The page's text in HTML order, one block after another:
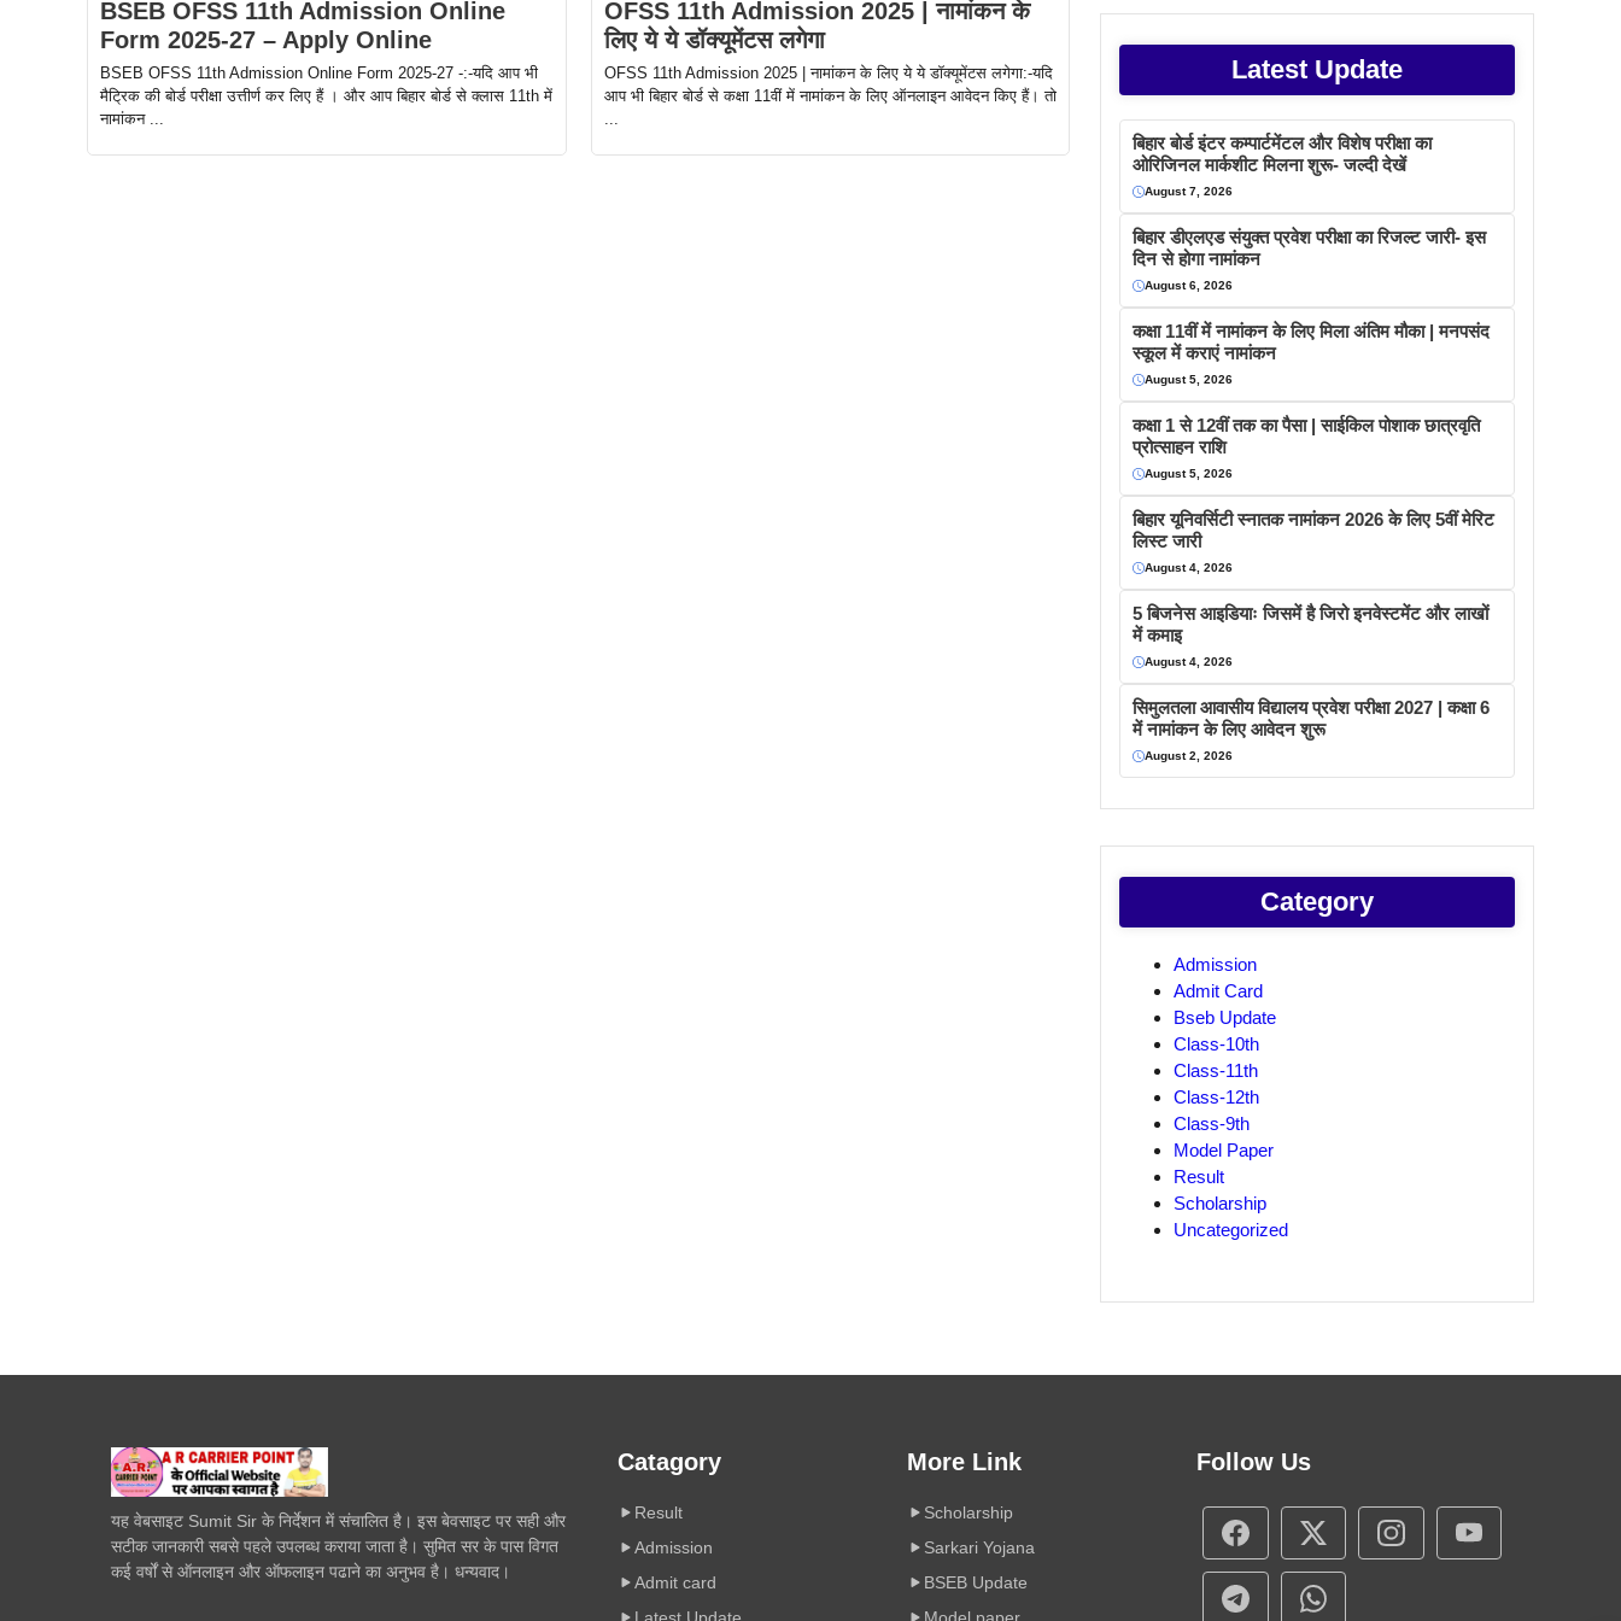
BSEB OFSS 11th Admission Online
Form 2025-27 – Apply Online
BSEB OFSS 11th Admission Online Form 2025-27 -:-यदि आप भी
मैट्रिक की बोर्ड परीक्षा उत्तीर्ण कर लिए हैं । और आप बिहार बोर्ड से क्लास 11th में
नामांकन ...
OFSS 11th Admission 2025 | नामांकन के
लिए ये ये डॉक्यूमेंटस लगेगा
OFSS 11th Admission 2025 | नामांकन के लिए ये ये डॉक्यूमेंटस लगेगा:-यदि
आप भी बिहार बोर्ड से कक्षा 11वीं में नामांकन के लिए ऑनलाइन आवेदन किए हैं। तो
...
Latest Update
बिहार बोर्ड इंटर कम्पार्टमेंटल और विशेष परीक्षा का
ओरिजिनल मार्कशीट मिलना शुरू- जल्दी देखें
August 7, 2026
बिहार डीएलएड संयुक्त प्रवेश परीक्षा का रिजल्ट जारी- इस
दिन से होगा नामांकन
August 6, 2026
कक्षा 11वीं में नामांकन के लिए मिला अंतिम मौका | मनपसंद
स्कूल में कराएं नामांकन
August 5, 2026
कक्षा 1 से 12वीं तक का पैसा | साईकिल पोशाक छात्रवृति
प्रोत्साहन राशि
August 5, 2026
बिहार यूनिवर्सिटी स्नातक नामांकन 2026 के लिए 5वीं मेरिट
लिस्ट जारी
August 4, 2026
5 बिजनेस आइडियाः जिसमें है जिरो इनवेस्टमेंट और लाखों
में कमाइ
August 4, 2026
सिमुलतला आवासीय विद्यालय प्रवेश परीक्षा 2027 | कक्षा 6
में नामांकन के लिए आवेदन शुरू
August 2, 2026
Category
Admission
Admit Card
Bseb Update
Class-10th
Class-11th
Class-12th
Class-9th
Model Paper
Result
Scholarship
Uncategorized
यह वेबसाइट Sumit Sir के निर्देशन में संचालित है। इस बेवसाइट पर सही और
सटीक जानकारी सबसे पहले उपलब्ध कराया जाता है। सुमित सर के पास विगत
कई वर्षों से ऑनलाइन और ऑफलाइन पढाने का अनुभव है। धन्यवाद।
Catagory
Result
Admission
Admit card
Latest Update
More Link
Scholarship
Sarkari Yojana
BSEB Update
Model paper
Follow Us